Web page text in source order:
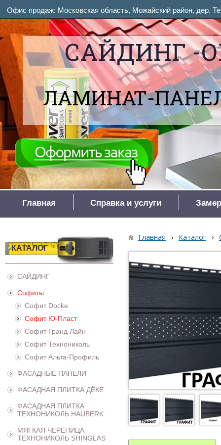
САЙДИНГ -
ЛАМИНАТ-
Офис продаж: Московская область, Можайский район, дер.
Главная Справка и услуги
КАТАЛОГ
САЙДИНГ
Софиты
Софит Docke
Софит Ю-Пласт
Софит Гранд Лайн
Софит Технониколь
Софит Альта-Профиль
ФАСАДНЫЕ ПАНЕЛИ
ФАСАДНАЯ ПЛИТКА ДЁКЕ
ФАСАДНАЯ ПЛИТКА
ТЕХНОНИКОЛЬ HAUBERK
МЯГКАЯ ЧЕРЕПИЦА
ТЕХНОНИКОЛЬ SHINGLAS
Главная › Каталог ›